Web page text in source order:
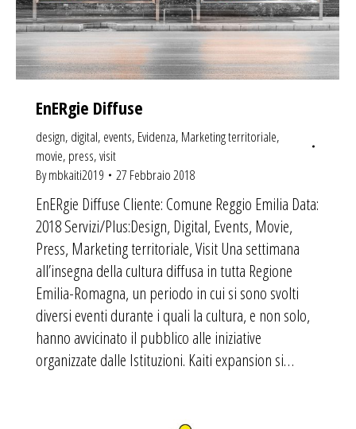
EnERgie Diffuse
design, digital, events, Evidenza, Marketing territoriale,
movie, press,visit
Bymbkaiti2019 27 Febbraio 2018
EnERgie Diffuse Cliente: Comune Reggio Emilia Data:
2018 Servizi/Plus:Design, Digital, Events, Movie,
Press, Marketing territoriale, Visit Una settimana
all’insegna della cultura diffusa in tutta Regione
Emilia-Romagna, un periodo in cui si sono svolti
diversi eventi durante i quali la cultura, e non solo,
hanno avvicinato il pubblico alle iniziative
organizzate dalle Istituzioni. Kaiti expansion si…